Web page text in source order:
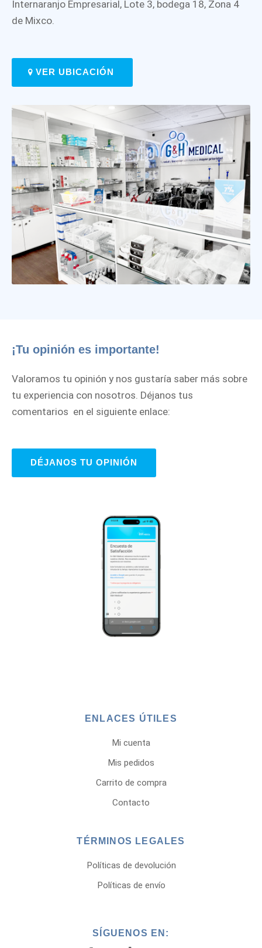
Internaranjo Empresarial, Lote 3, bodega 18, Zona 4
de Mixco.
VER UBICACIÓN
¡Tu opinión es importante!
Valoramos tu opinión y nos gustaría saber más sobre
tu experiencia con nosotros. Déjanos tus
comentarios en el siguiente enlace:
DÉJANOS TU OPINIÓN
ENLACES ÚTILES
Mi cuenta
Mis pedidos
Carrito de compra
Contacto
TÉRMINOS LEGALES
Políticas de devolución
Políticas de envío
SÍGUENOS EN: